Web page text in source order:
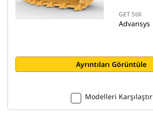
GET Stili
Advansys
Ayrıntıları Görüntüle
Modelleri Karşılaştır